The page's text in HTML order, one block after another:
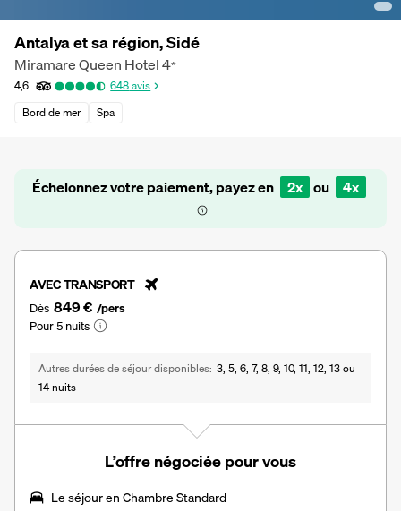
Antalya et sa région, Sidé
Miramare Queen Hotel4*
4,6 648avis
Bord de mer
Spa
Échelonnez votre paiement, payez en 2x ou 4x
AVEC TRANSPORT
Dès 849 € /pers
Pour 5 nuits
Autres durées de séjour disponibles 3, 5, 6, 7, 8, 9, 10, 11, 12, 13 ou
14 nuits
L’offre négociée pour vous
Le séjour en Chambre Standard